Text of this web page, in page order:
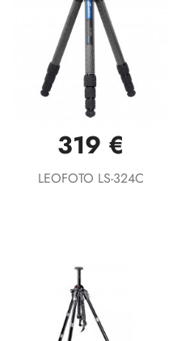
319 €
LEOFOTO LS-324C